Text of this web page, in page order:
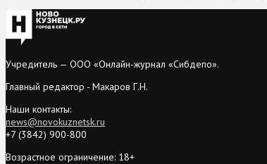
Учредитель — ООО «Онлайн-журнал «Сибдепо».
Главный редактор - Макаров Г.Н.
Наши контакты:
news@novokuznetsk.ru
+7 (3842) 900-800
Возрастное ограничение: 18+